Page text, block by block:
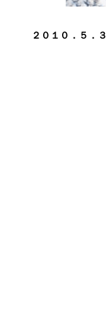
２０１０．５．